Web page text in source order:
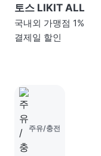
토스 LIKIT ALL
국내외 가맹점 1%
결제일 할인
주유/충전